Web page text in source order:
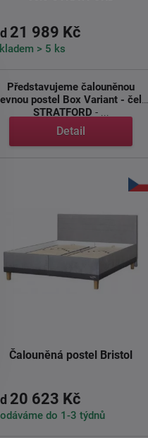
21 989 Kč
> 5 ks
Představujeme čalouněnou
postel Box Variant - čelo
STRATFORD - ...
Detail
Čalouněná postel Bristol
20 623 Kč
do 1-3 týdnů